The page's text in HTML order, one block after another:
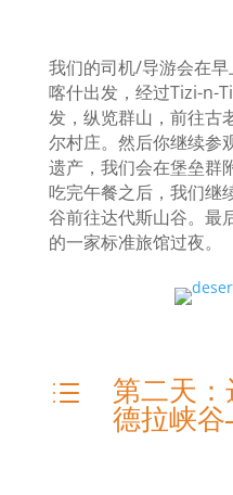
我们的司机/导游会在早
喀什出发，经过Tizi-n-
发，纵览群山，前往古
尔村庄。然后你继续参
遗产，我们会在堡垒群
吃完午餐之后，我们继
谷前往达代斯山谷。最
的一家标准旅馆过夜。
d
第二天
德拉峡